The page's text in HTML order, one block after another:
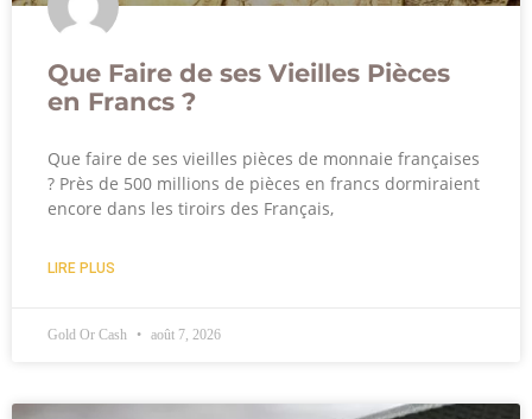
Que Faire de ses Vieilles Pièces
en Francs ?
Que faire de ses vieilles pièces de monnaie françaises
? Près de 500 millions de pièces en francs dormiraient
encore dans les tiroirs des Français,
LIRE PLUS
Gold Or Cash août 7, 2026